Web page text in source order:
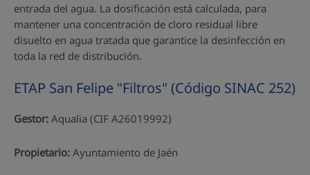
entrada del agua. La dosificación está calculada, para
mantener una concentración de cloro residual libre
disuelto en agua tratada que garantice la desinfección en
toda la red de distribución.
ETAP San Felipe "Filtros" (Código SINAC 252)
Gestor: Aqualia (CIF A26019992)
Propietario: Ayuntamiento de Jaén